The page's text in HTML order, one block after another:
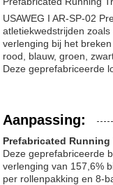
USAWEG I AR-SP-02
atletiekwedstrijden
verlenging bij het
rood, blauw, groen,
Deze geprefabriceerde
Aanpassing:
Prefabricated Running
Deze geprefabriceerde
verlenging van 157,6%
per rollenpakking en 8-